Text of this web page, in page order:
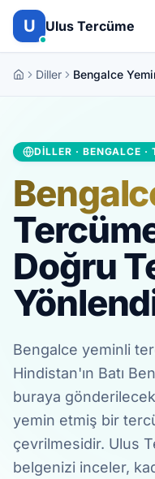
İçeriğe atla
U Ulus Tercüme
Diller Bengalce
DILLER · BENGALCE
Doğru
Bengalce yeminli
Hindistan'ın Batı
buraya
yemin etmiş bir
çevrilmesidir. Ulus
belgenizi inceler,